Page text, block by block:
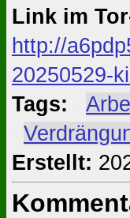
Link im
http://
20250529-
Tags:
Erstellt: